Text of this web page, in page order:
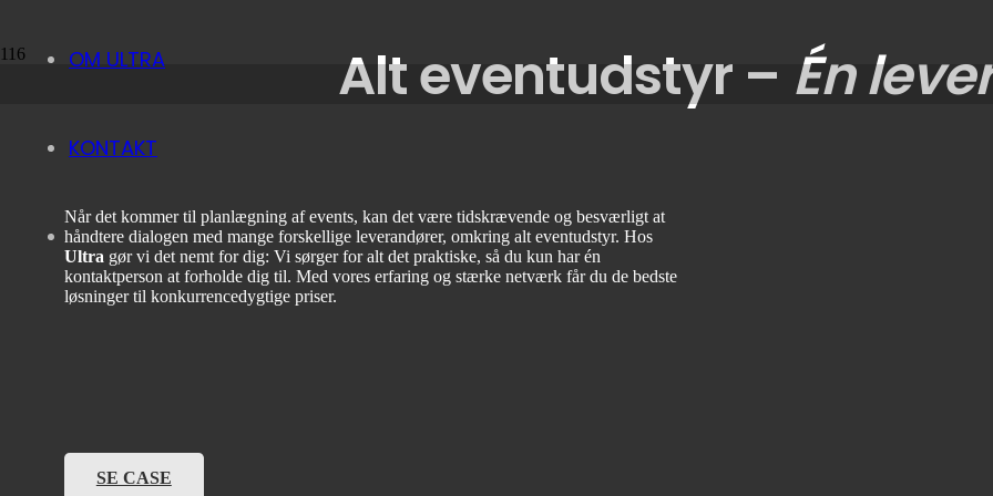
OM ULTRA
KONTAKT
Alt eventudstyr – Én
Når det kommer til planlægning af events, kan det være tidskrævende og besværligt at
håndtere dialogen med mange forskellige leverandører, omkring alt eventudstyr. Hos
Ultra gør vi det nemt for dig: Vi sørger for alt det praktiske, så du kun har én
kontaktperson at forholde dig til. Med vores erfaring og stærke netværk får du de bedste
løsninger til konkurrencedygtige priser.
SE CASE